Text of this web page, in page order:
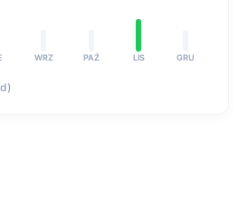
WRZ PAŹ LIS GRU